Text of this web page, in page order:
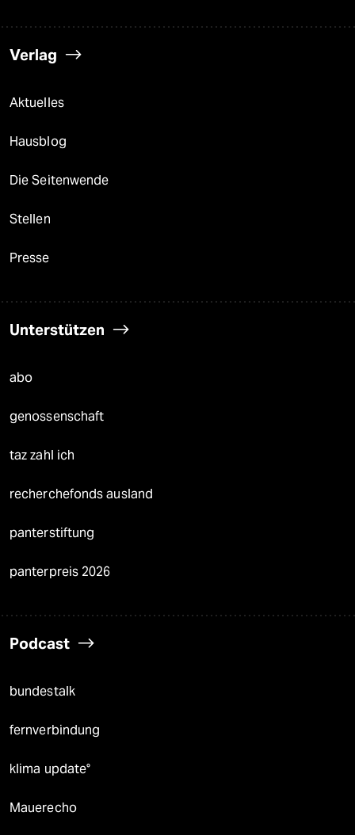
Verlag
Aktuelles
Hausblog
Die Seitenwende
Stellen
Presse
Unterstützen
abo
genossenschaft
taz zahl ich
recherchefonds ausland
panterstiftung
panterpreis 2026
Podcast
bundestalk
fernverbindung
klima update°
Mauerecho